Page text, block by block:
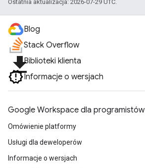
Ostatnia aktualizacja: 2026-07-29 UTC.
Blog
Stack Overflow
file_downloadBiblioteki klienta
Informacje o wersjach
Google Workspace dla programistów
Omówienie platformy
Usługi dla deweloperów
Informacje o wersjach